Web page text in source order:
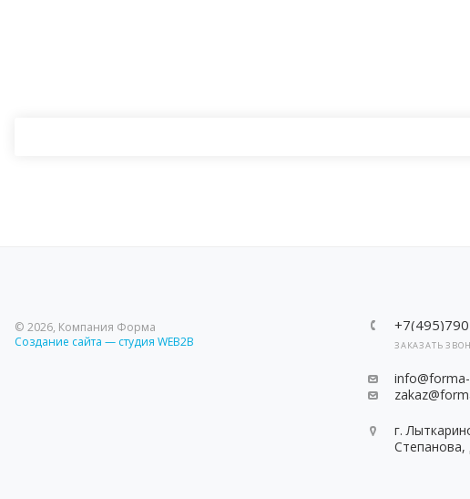
© 2026, Компания Форма
Создание сайта — студия WEB2B
ЗАКАЗАТЬ
г.
Степанова,